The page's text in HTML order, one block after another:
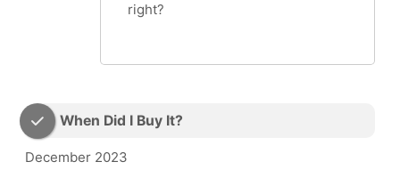
right?
When Did I Buy It?
December 2023